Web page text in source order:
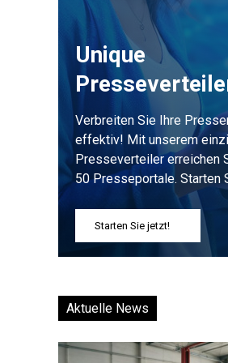
Unique
Verbreiten Sie Ihre
effektiv! Mit unserem
Presseverteiler erreichen
50 Presseportale. Starten
Starten Sie jetzt!
Aktuelle News